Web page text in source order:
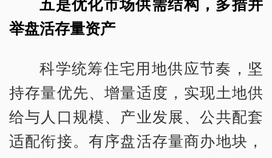
举盘活存量资产
科学统筹住宅用地供应节奏，坚
持存量优先、增量适度，实现土地供
给与人口规模、产业发展、公共配套
适配衔接。有序盘活存量商办地块，